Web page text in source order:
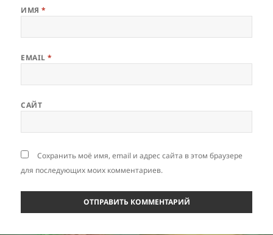
ИМЯ*
EMAIL*
САЙТ
Сохранить моё имя, email и адрес сайта в этом браузере
для последующих моих комментариев.